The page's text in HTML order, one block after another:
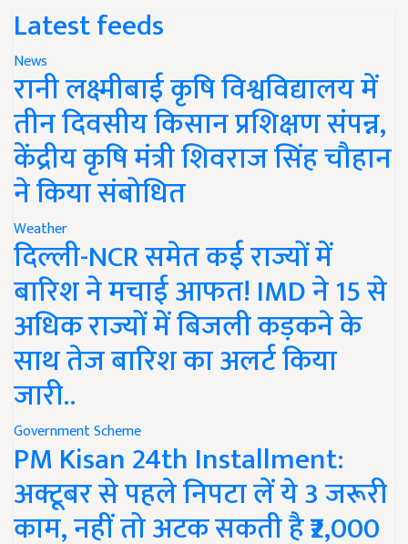
Latest feeds
News
रानी लक्ष्मीबाई कृषि विश्वविद्यालय में
तीन दिवसीय किसान प्रशिक्षण संपन्न,
केंद्रीय कृषि मंत्री शिवराज सिंह चौहान
ने किया संबोधित
Weather
दिल्ली-NCR समेत कई राज्यों में
बारिश ने मचाई आफत! IMD ने 15 से
अधिक राज्यों में बिजली कड़कने के
साथ तेज बारिश का अलर्ट किया
जारी..
Government Scheme
PM Kisan 24th Installment:
अक्टूबर से पहले निपटा लें ये 3 जरूरी
काम, नहीं तो अटक सकती है ₹2,000